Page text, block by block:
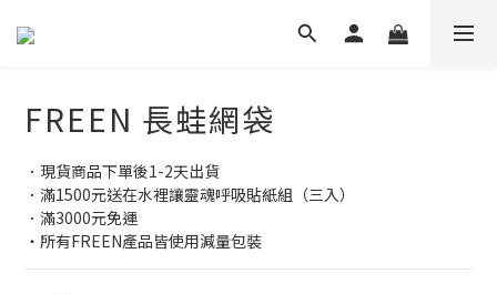
FREEN 長蛙網袋
．現貨商品下單後1-2天出貨
．滿1500元送在水裡讓靈魂呼吸貼紙組（三入）
．滿3000元免運
・所有FREEN產品皆使用減量包裝